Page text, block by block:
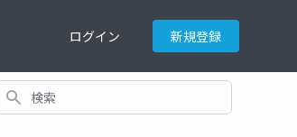
ログイン 新規登録
索